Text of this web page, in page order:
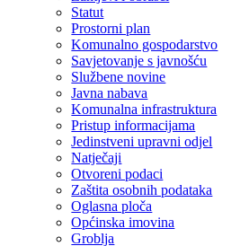
Statut
Prostorni plan
Komunalno gospodarstvo
Savjetovanje s javnošću
Službene novine
Javna nabava
Komunalna infrastruktura
Pristup informacijama
Jedinstveni upravni odjel
Natječaji
Otvoreni podaci
Zaštita osobnih podataka
Oglasna ploča
Općinska imovina
Groblja